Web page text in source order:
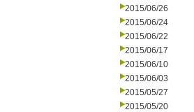
2015/06/26
2015/06/24
2015/06/22
2015/06/17
2015/06/10
2015/06/03
2015/05/27
2015/05/20